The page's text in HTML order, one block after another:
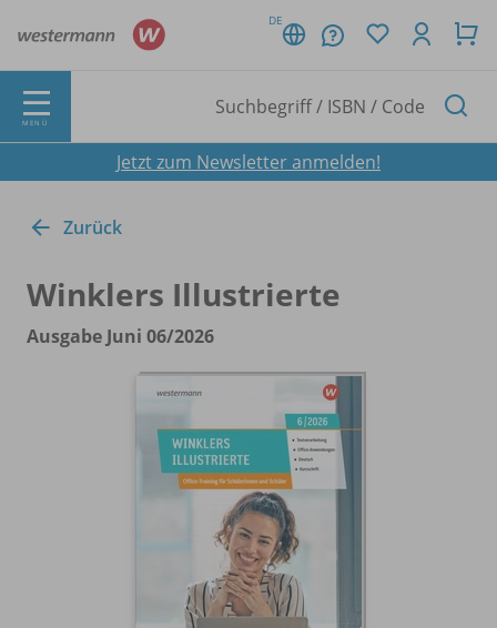
DE
MENÜ
Jetzt zum Newsletter anmelden!
Zurück
Winklers Illustrierte
Ausgabe Juni 06/2026